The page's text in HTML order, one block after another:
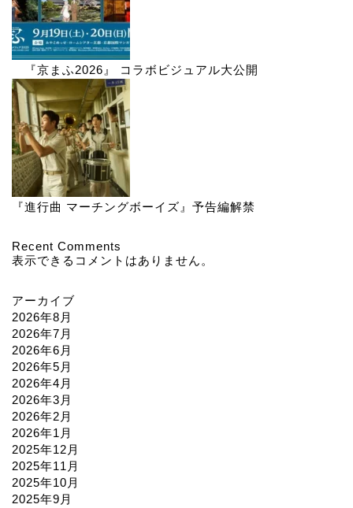
『京まふ2026』 コラボビジュアル大公開
『進行曲 マーチングボーイズ』予告編解禁
Recent Comments
表示できるコメントはありません。
アーカイブ
2026年8月
2026年7月
2026年6月
2026年5月
2026年4月
2026年3月
2026年2月
2026年1月
2025年12月
2025年11月
2025年10月
2025年9月